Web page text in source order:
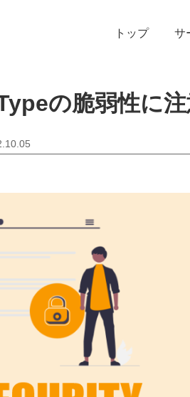
トップ サ
の脆弱性に注